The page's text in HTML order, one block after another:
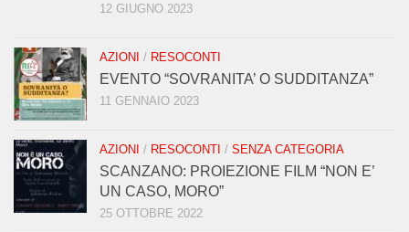
12 GIUGNO 2023
AZIONI / RESOCONTI
EVENTO “SOVRANITA’ O SUDDITANZA”
11 GENNAIO 2023
AZIONI / RESOCONTI / SENZA CATEGORIA
SCANZANO: PROIEZIONE FILM “NON E’
UN CASO, MORO”
25 OTTOBRE 2022